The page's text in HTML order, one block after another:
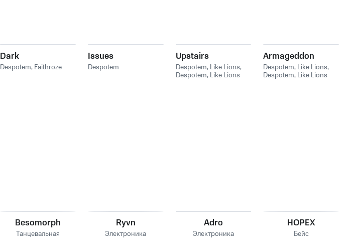
Dark
Despotem, Faithroze
Issues
Despotem
Upstairs
Despotem, Like Lions,
Despotem, Like Lions
Armageddon
Despotem, Like Lions,
Despotem, Like Lions
Besomorph
Танцевальная
Ryvn
Электроника
Adro
Электроника
HOPEX
Бейс